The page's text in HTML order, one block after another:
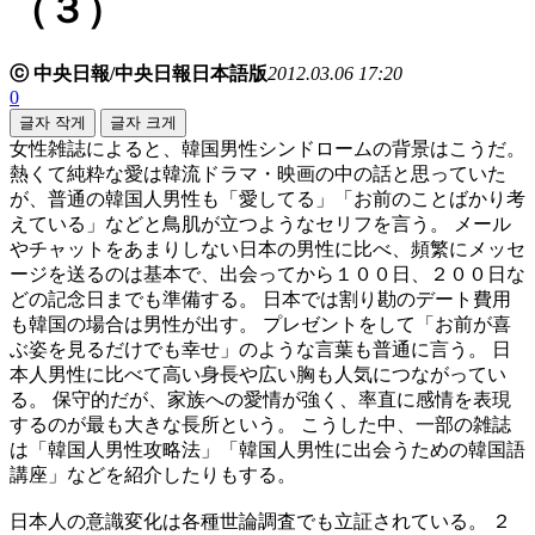
（３）
ⓒ 中央日報/中央日報日本語版2012.03.06 17:20
0
글자 작게 글자 크게
女性雑誌によると、韓国男性シンドロームの背景はこうだ。
熱くて純粋な愛は韓流ドラマ・映画の中の話と思っていた
が、普通の韓国人男性も「愛してる」「お前のことばかり考
えている」などと鳥肌が立つようなセリフを言う。 メール
やチャットをあまりしない日本の男性に比べ、頻繁にメッセ
ージを送るのは基本で、出会ってから１００日、２００日な
どの記念日までも準備する。 日本では割り勘のデート費用
も韓国の場合は男性が出す。 プレゼントをして「お前が喜
ぶ姿を見るだけでも幸せ」のような言葉も普通に言う。 日
本人男性に比べて高い身長や広い胸も人気につながってい
る。 保守的だが、家族への愛情が強く、率直に感情を表現
するのが最も大きな長所という。 こうした中、一部の雑誌
は「韓国人男性攻略法」「韓国人男性に出会うための韓国語
講座」などを紹介したりもする。
日本人の意識変化は各種世論調査でも立証されている。 ２